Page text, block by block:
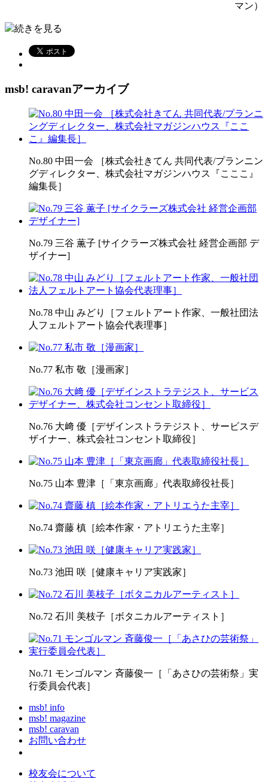
マン）
続きを見る
msb! caravanアーカイブ
No.80 中田一会 ［株式会社きてん 共同代表/プランニン
グディレクター、株式会社マガジンハウス『こここ』
編集長］
No.79 三谷 薫子 [サイクラーズ株式会社 経営企画部 デ
ザイナー]
No.78 中山 みどり［フェルトアート作家、一般社団法
人フェルトアート協会代表理事］
No.77 私市 敬［漫画家］
No.76 大﨑 優［デザインストラテジスト、サービスデ
ザイナー、株式会社コンセント取締役］
No.75 山本 豊津［「東京画廊」代表取締役社長］
No.74 齋藤 槙［絵本作家・アトリエうた主宰］
No.73 池田 咲［健康キャリア実践家］
No.72 石川 美枝子［ボタニカルアーティスト］
No.71 モンゴルマン 斉藤俊一［「あさひの芸術祭」実
行委員会代表］
msb! info
msb! magazine
msb! caravan
お問い合わせ
校友会について